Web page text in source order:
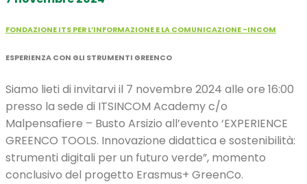
FONDAZIONE ITS PER L’INFORMAZIONE E LA COMUNICAZIONE -INCOM
ESPERIENZA CON GLI STRUMENTI GREENCO
Siamo lieti di invitarvi il 7 novembre 2024 alle ore 16:00
presso la sede di ITSINCOM Academy c/o
Malpensafiere – Busto Arsizio all’evento ‘EXPERIENCE
GREENCO TOOLS. Innovazione didattica e sostenibilità:
strumenti digitali per un futuro verde”, momento
conclusivo del progetto Erasmus+ GreenCo.